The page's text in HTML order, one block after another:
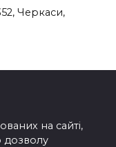
Черкаси,
на сайті,
дозволу